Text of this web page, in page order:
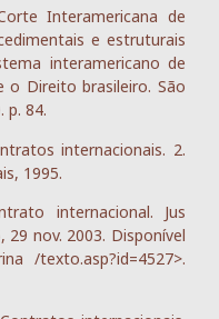
Interamericana de
e estruturais
interamericano de
Direito brasileiro. São
p. 84.
internacionais. 2.
1995.
internacional. Jus
29 nov. 2003. Disponível
/texto.asp?id=4527>.